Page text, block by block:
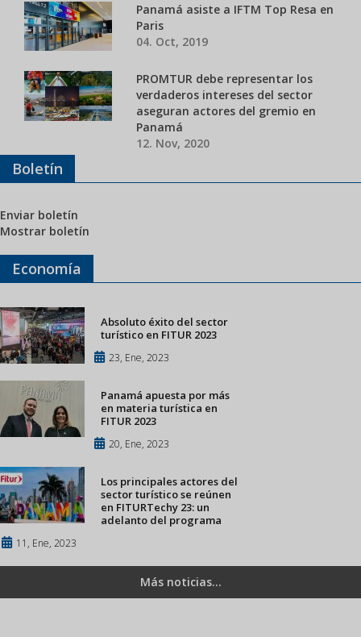
Panamá asiste a IFTM Top Resa en
Paris
04. Oct, 2019
PROMTUR debe representar los
verdaderos intereses del sector
aseguran actores del gremio en
Panamá
12. Nov, 2020
Boletín
Enviar boletín
Mostrar boletín
Economía
Absoluto éxito del sector
turístico en FITUR 2023
23, Ene, 2023
Panamá apuesta por más
en materia turística en
FITUR 2023
20, Ene, 2023
Los principales actores del
sector turístico se reúnen
en FITURTechy 23: un
adelanto del programa
11, Ene, 2023
Más noticias...